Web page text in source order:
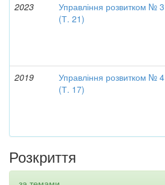
2023
Управління розвитком № 3
(Т. 21)
2019
Управління розвитком № 4
(Т. 17)
Розкриття